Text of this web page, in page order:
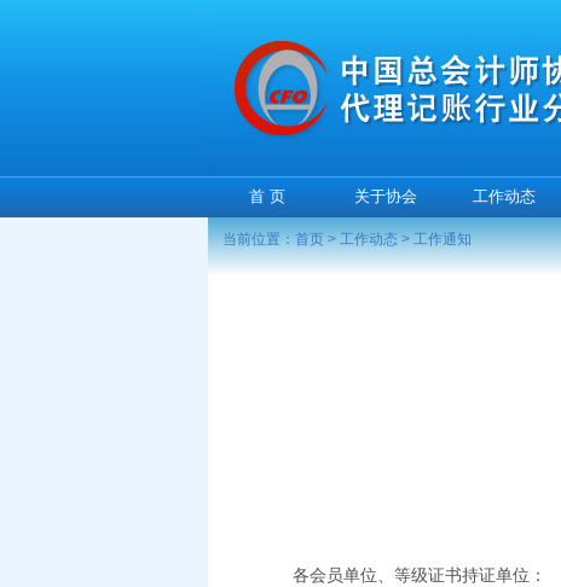
首 页 关于协会 工作动态
当前位置：首页>工作动态>工作通知
各会员单位、等级证书持证单位：